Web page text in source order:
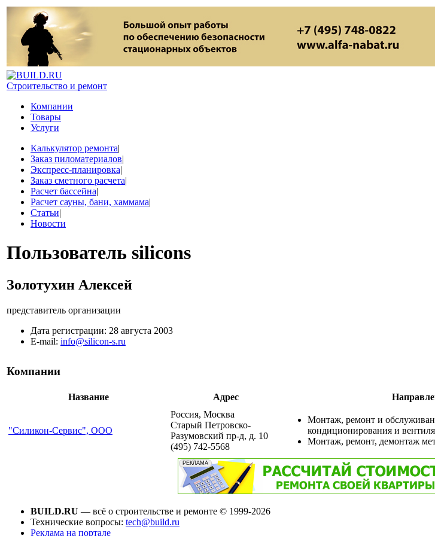
Строительство и ремонт
Компании
Товары
Услуги
Калькулятор ремонта|
Заказ пиломатериалов|
Экспресс-планировка|
Заказ сметного расчета|
Расчет бассейна|
Расчет сауны, бани, хаммама|
Статьи|
Новости
Пользователь silicons
Золотухин Алексей
представитель организации
Дата регистрации: 28 августа 2003
E-mail: info@silicon-s.ru
Компании
Название Адрес
"Силикон-Сервис", ООО
Россия, Москва
Старый Петровско-
Разумовский пр-д, д. 10
(495) 742-5568
Монтаж, ремонт и
кондиционирования и
Монтаж, ремонт, демонтаж
BUILD.RU — всё о строительстве и ремонте © 1999-2026
Технические вопросы: tech@build.ru
Реклама на портале